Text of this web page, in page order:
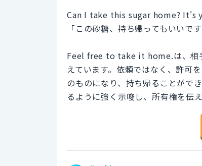
Can I take this sugar home? It's
「この砂糖、持ち帰ってもいいで
Feel free to take it home.は、相
えています。依頼ではなく、許
のものになり、持ち帰ることがで
るように強く示唆し、所有権を伝え